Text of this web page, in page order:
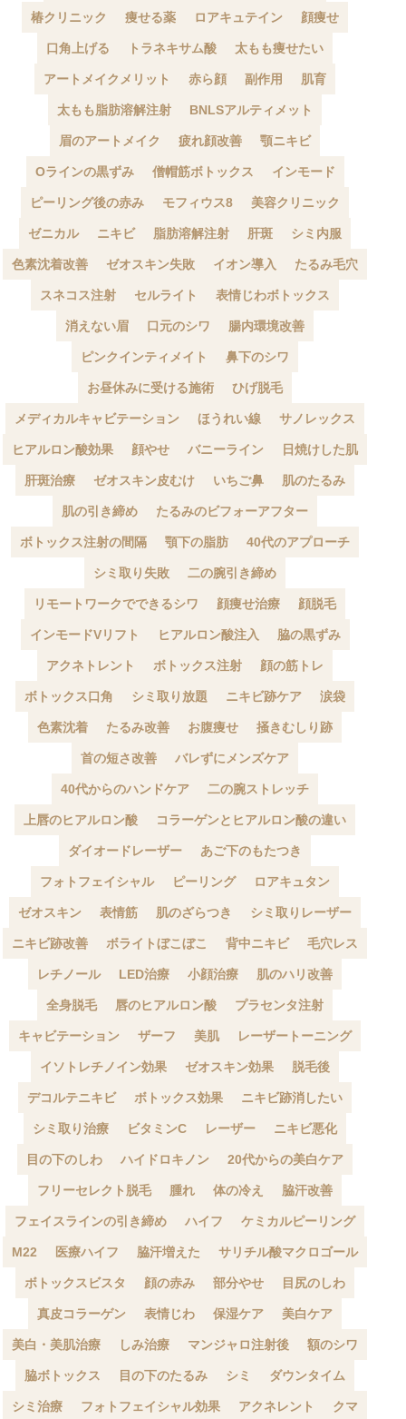
椿クリニック 痩せる薬 ロアキュテイン 顔痩せ
口角上げる トラネキサム酸 太もも痩せたい
アートメイクメリット 赤ら顔 副作用 肌育
太もも脂肪溶解注射 BNLSアルティメット
眉のアートメイク 疲れ顔改善 顎ニキビ
Oラインの黒ずみ 僧帽筋ボトックス インモード
ピーリング後の赤み モフィウス8 美容クリニック
ゼニカル ニキビ 脂肪溶解注射 肝斑 シミ内服
色素沈着改善 ゼオスキン失敗 イオン導入 たるみ毛穴
スネコス注射 セルライト 表情じわボトックス
消えない眉 口元のシワ 腸内環境改善
ピンクインティメイト 鼻下のシワ
お昼休みに受ける施術 ひげ脱毛
メディカルキャビテーション ほうれい線 サノレックス
ヒアルロン酸効果 顔やせ バニーライン 日焼けした肌
肝斑治療 ゼオスキン皮むけ いちご鼻 肌のたるみ
肌の引き締め たるみのビフォーアフター
ボトックス注射の間隔 顎下の脂肪 40代のアプローチ
シミ取り失敗 二の腕引き締め
リモートワークでできるシワ 顔痩せ治療 顔脱毛
インモードVリフト ヒアルロン酸注入 脇の黒ずみ
アクネトレント ボトックス注射 顔の筋トレ
ボトックス口角 シミ取り放題 ニキビ跡ケア 涙袋
色素沈着 たるみ改善 お腹痩せ 掻きむしり跡
首の短さ改善 バレずにメンズケア
40代からのハンドケア 二の腕ストレッチ
上唇のヒアルロン酸 コラーゲンとヒアルロン酸の違い
ダイオードレーザー あご下のもたつき
フォトフェイシャル ピーリング ロアキュタン
ゼオスキン 表情筋 肌のざらつき シミ取りレーザー
ニキビ跡改善 ボライトぼこぼこ 背中ニキビ 毛穴レス
レチノール LED治療 小顔治療 肌のハリ改善
全身脱毛 唇のヒアルロン酸 プラセンタ注射
キャビテーション ザーフ 美肌 レーザートーニング
イソトレチノイン効果 ゼオスキン効果 脱毛後
デコルテニキビ ボトックス効果 ニキビ跡消したい
シミ取り治療 ビタミンC レーザー ニキビ悪化
目の下のしわ ハイドロキノン 20代からの美白ケア
フリーセレクト脱毛 腫れ 体の冷え 脇汗改善
フェイスラインの引き締め ハイフ ケミカルピーリング
M22 医療ハイフ 脇汗増えた サリチル酸マクロゴール
ボトックスビスタ 顔の赤み 部分やせ 目尻のしわ
真皮コラーゲン 表情じわ 保湿ケア 美白ケア
美白・美肌治療 しみ治療 マンジャロ注射後 額のシワ
脇ボトックス 目の下のたるみ シミ ダウンタイム
シミ治療 フォトフェイシャル効果 アクネレント クマ